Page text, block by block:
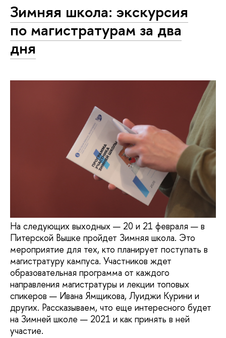
Зимняя школа: экскурсия
по магистратурам за два
дня
На следующих выходных — 20 и 21 февраля — в
Питерской Вышке пройдет Зимняя школа. Это
мероприятие для тех, кто планирует поступать в
магистратуру кампуса. Участников ждет
образовательная программа от каждого
направления магистратуры и лекции топовых
спикеров — Ивана Ямщикова, Луиджи Курини и
других. Рассказываем, что еще интересного будет
на Зимней школе — 2021 и как принять в ней
участие.